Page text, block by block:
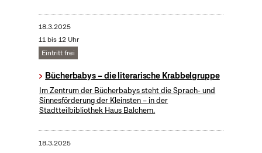
18.3.2025
11 bis 12 Uhr
Eintritt frei
Bücherbabys – die literarische Krabbelgruppe
Im Zentrum der Bücherbabys steht die Sprach- und
Sinnesförderung der Kleinsten – in der
Stadtteilbibliothek Haus Balchem.
18.3.2025